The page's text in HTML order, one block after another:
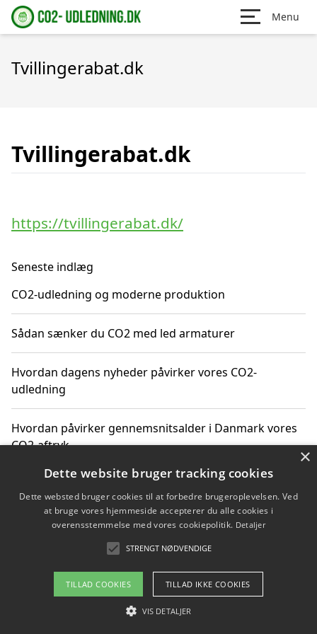
Menu
Tvillingerabat.dk
Tvillingerabat.dk
https://tvillingerabat.dk/
Seneste indlæg
CO2-udledning og moderne produktion
Sådan sænker du CO2 med led armaturer
Hvordan dagens nyheder påvirker vores CO2-
udledning
Hvordan påvirker gennemsnitsalder i Danmark vores
CO2-aftryk
Hvordan nyheder om CO2-udledning påvirker vores
hverdag
Om / kontakt
Blog Betingelser
×
Dette website bruger tracking cookies
Dette websted bruger cookies til at forbedre brugeroplevelsen. Ved
at bruge vores hjemmeside accepterer du alle cookies i
overensstemmelse med vores cookiepolitik. Detaljer
STRENGT NØDVENDIGE
TILLAD COOKIES TILLAD IKKE COOKIES
VIS DETALJER